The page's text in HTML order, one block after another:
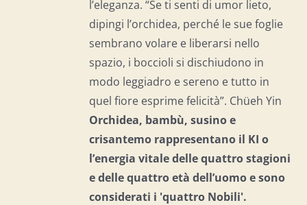
l’eleganza. “Se ti senti di umor lieto,
dipingi l’orchidea, perché le sue foglie
sembrano volare e liberarsi nello
spazio, i boccioli si dischiudono in
modo leggiadro e sereno e tutto in
quel fiore esprime felicità”. Chüeh Yin
Orchidea, bambù, susino e
crisantemo rappresentano il KI o
l’energia vitale delle quattro stagioni
e delle quattro età dell’uomo esono
considerati i 'quattro Nobili'.